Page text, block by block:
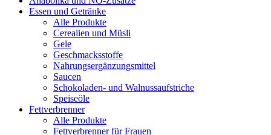
Essen und Getränke
Alle Produkte
Cerealien und Müsli
Gele
Geschmacksstoffe
Nahrungsergänzungsmittel
Saucen
Schokoladen- und Walnussaufstriche
Speiseöle
Fettverbrenner
Alle Produkte
Fettverbrenner für Frauen